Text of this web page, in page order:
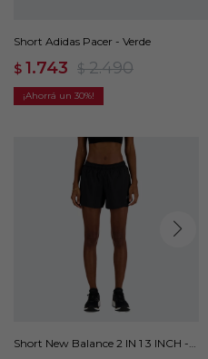
Short Adidas Pacer - Verde
$ 1.743 $ 2.490
30
Short New Balance 2 IN 1 3 INCH -